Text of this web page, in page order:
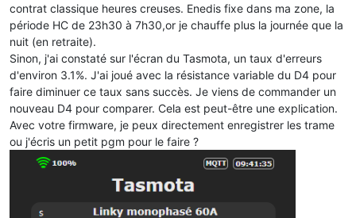
contrat classique heures creuses. Enedis fixe dans ma zone, la
période HC de 23h30 à 7h30,or je chauffe plus la journée que la
nuit (en retraite).
Sinon, j'ai constaté sur l'écran du Tasmota, un taux d'erreurs
d'environ 3.1%. J'ai joué avec la résistance variable du D4 pour
faire diminuer ce taux sans succès. Je viens de commander un
nouveau D4 pour comparer. Cela est peut-être une explication.
Avec votre firmware, je peux directement enregistrer les trame
ou j'écris un petit pgm pour le faire ?